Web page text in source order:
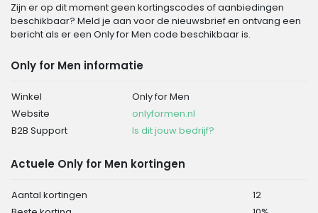
Zijn er op dit moment geen kortingscodes of aanbiedingen
beschikbaar? Meld je aan voor de nieuwsbrief en ontvang een
bericht als er een Only for Men code beschikbaar is.
Only for Men informatie
Winkel
Only for Men
Website
onlyformen.nl
B2B Support
Is dit jouw bedrijf?
Actuele Only for Men kortingen
Aantal kortingen
12